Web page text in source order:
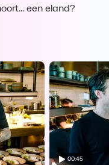
een eland?
00:45